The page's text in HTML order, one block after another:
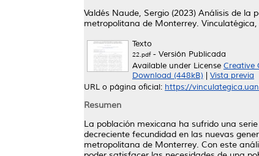
Valdés Naude, Sergio (2023) Análisis de la
metropolitana de Monterrey. Vinculatégica,
Texto
22.pdf- Versión Publicada
Available under License Creative
Download (448kB)
Vista previa
URL o página oficial: https://
Resumen
La población mexicana ha sufrido una
decreciente fecundidad en las nuevas
metropolitana de Monterrey. Con este